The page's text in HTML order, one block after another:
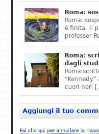
Roma:
Roma:
è finita. Il
professor
Roma:
dagli
“Kennedy”
cuori neri
Aggiungi il tuo
Fai clic qui per annullare la